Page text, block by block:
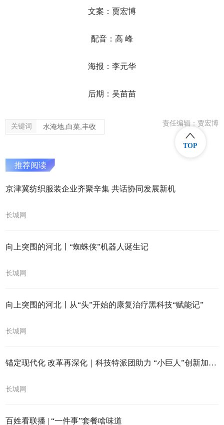
文案：贾宏博
配音：高 峰
海报：李元华
后期：吴苗苗
关键词 水淹地,白菜,丰收 责任编辑：贾宏博
推荐阅读
京津冀纺织服装企业齐聚辛集 共话协同发展新机
长城网
向上突围的河北丨“蜘蛛侠”机器人诞生记
长城网
向上突围的河北丨从“头”开始的康复治疗黑科技“赋能记”
长城网
锚定现代化 改革再深化｜科技特派团助力 “小巨人”创新加速跑
长城网
百姓看联播 | “一件事”套餐啥味道
TOP